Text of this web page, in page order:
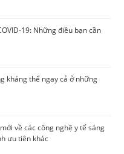
19: Những điều bạn cần
kháng thể ngay cả ở những
về các công nghệ y tế sáng
ưu tiên khác